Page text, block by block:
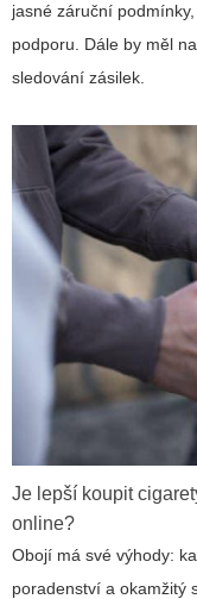
jasné záruční
podporu. Dále by měl
sledování zásilek.
Je lepší koupit
online?
Obojí má své výhody:
poradenství a okamžitý